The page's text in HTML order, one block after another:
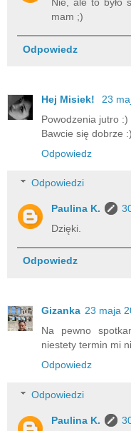
Nie, ale to było
mam ;)
Odpowiedz
Hej Misiek!
23
Powodzenia jutro :)
Bawcie się dobrze :)
Odpowiedz
Odpowiedzi
Paulina K.
Dzięki.
Odpowiedz
Gizanka 23 maja
Na pewno
niestety termin mi
Odpowiedz
Odpowiedzi
Paulina K.